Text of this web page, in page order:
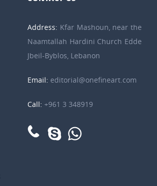
Address: Kfar Mashoun, near the
Naamtallah Hardini Church Edde
Jbeil-Byblos, Lebanon
Email: editorial@onefineart.com
Call:+961 3 348919